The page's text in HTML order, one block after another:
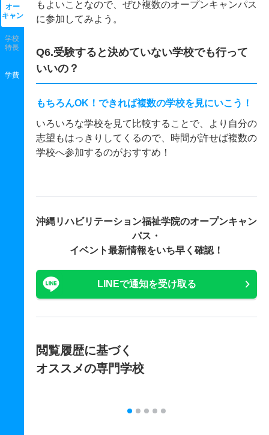
オー
キャン
学校
特長
学費
もよいことなので、ぜひ複数のオープンキャンパス
に参加してみよう。
Q6.受験すると決めていない学校でも行って
いいの？
もちろんOK！できれば複数の学校を見にいこう！
いろいろな学校を見て比較することで、より自分の
志望もはっきりしてくるので、時間が許せば複数の
学校へ参加するのがおすすめ！
沖縄リハビリテーション福祉学院のオープンキャン
パス・
イベント最新情報をいち早く確認！
LINEで通知を受け取る
閲覧履歴に基づく
オススメの専門学校